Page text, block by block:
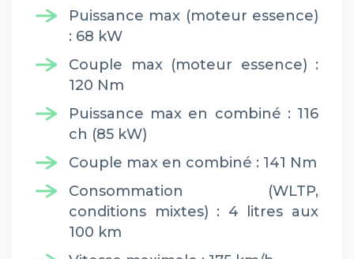
Puissance max (moteur essence)
: 68 kW
Couple max (moteur essence) :
120 Nm
Puissance max en combiné : 116
ch (85 kW)
Couple max en combiné : 141 Nm
Consommation (WLTP,
conditions mixtes) : 4 litres aux
100 km